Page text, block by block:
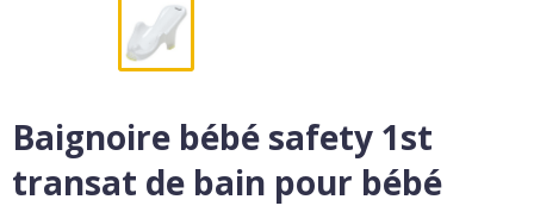
Baignoire bébé safety 1st
transat de bain pour bébé